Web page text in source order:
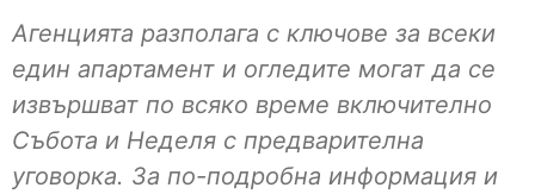
Агенцията разполага с ключове за всеки
един апартамент и огледите могат да се
извършват по всяко време включително
Събота и Неделя с предварителна
уговорка. За по-подробна информация и